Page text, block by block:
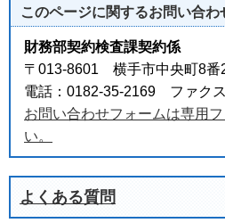
このページに関するお問い合わ
財務部契約検査課契約係
〒013-8601 横手市中央町8番
電話：0182-35-2169 ファク
お問い合わせフォームは専用
い。
よくある質問